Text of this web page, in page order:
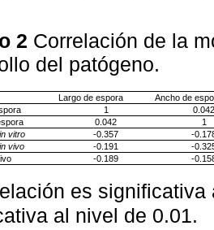
2 Correlación de la
del patógeno.
Largo de espora
Ancho de
1
0.042
0.042
1
in vitro -0.357
-
in vivo -0.191
-
-0.189 -
es
al nivel de 0.01.